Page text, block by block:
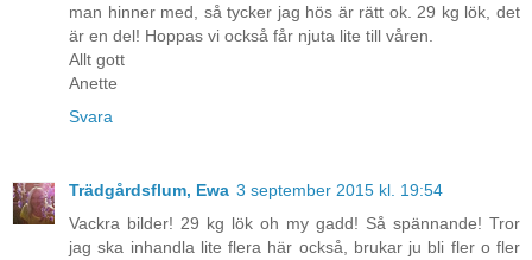
man hinner med, så tycker jag hös är rätt ok. 29 kg lök, det
är en del! Hoppas vi också får njuta lite till våren.
Allt gott
Anette
Svara
Trädgårdsflum, Ewa 3 september 2015 kl. 19:54
Vackra bilder! 29 kg lök oh my gadd! Så spännande! Tror
jag ska inhandla lite flera här också, brukar ju bli fler o fler